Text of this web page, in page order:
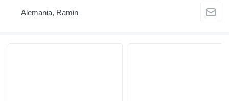
Alemania, Ramin